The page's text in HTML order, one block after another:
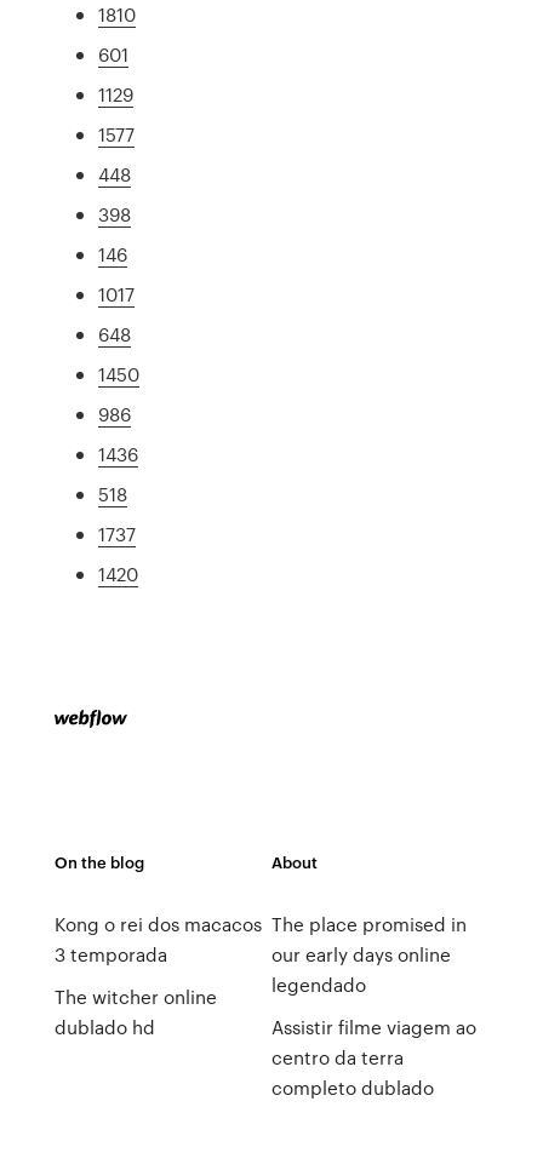
1810
601
1129
1577
448
398
146
1017
648
1450
986
1436
518
1737
1420
On the blog
Kong o rei dos macacos
3 temporada
The witcher online
dublado hd
About
The place promised in
our early days online
legendado
Assistir filme viagem ao
centro da terra
completo dublado